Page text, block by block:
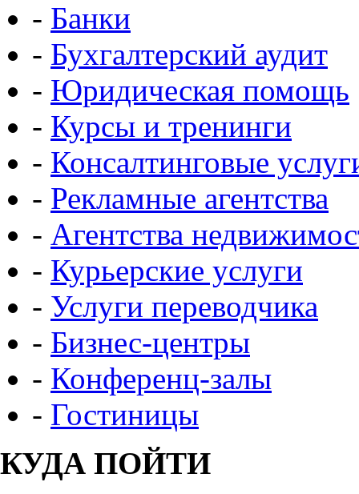
- Банки
- Бухгалтерский аудит
- Юридическая помощь
- Курсы и тренинги
- Консалтинговые
- Рекламные агентства
- Агентства
- Курьерские услуги
- Услуги переводчика
- Бизнес-центры
- Конференц-залы
- Гостиницы
КУДА ПОЙТИ